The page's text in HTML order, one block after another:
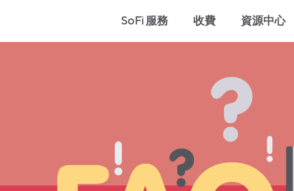
SoFi 服務 收費 資源中心